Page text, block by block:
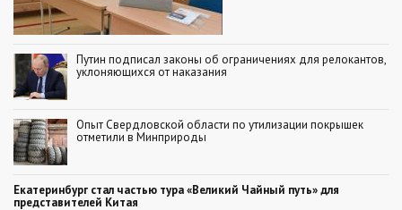
Путин подписал законы об ограничениях для релокантов,
уклоняющихся от наказания
Опыт Свердловской области по утилизации покрышек
отметили в Минприроды
Екатеринбург стал частью тура «Великий Чайный путь» для
представителей Китая